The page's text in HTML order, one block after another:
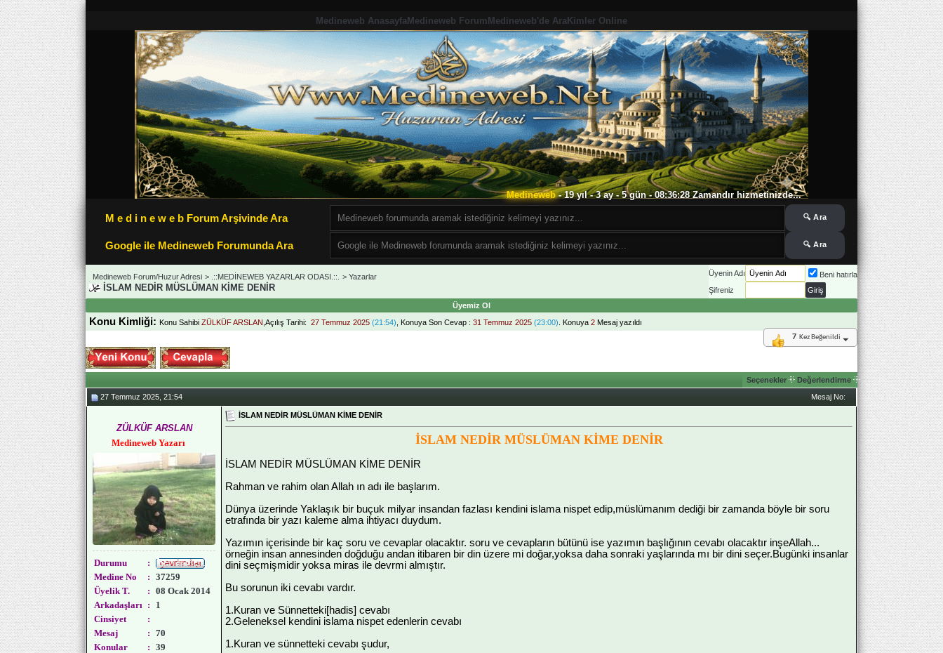
Medineweb Anasayfa Medineweb Forum Medineweb'de Ara Kimler Online
Medineweb- 19 yıl - 3 ay - 5 gün - 08:36:29 Zamandır hizmetinizde...
M e d i n e w e b Forum Arşivinde Ara
Google ile Medineweb Forumunda Ara
Medineweb Forum/Huzur Adresi > .::MEDİNEWEB YAZARLAR ODASI.::. > Yazarlar
İSLAM NEDİR MÜSLÜMAN KİME DENİR
Üyenin Adı
Beni hatırla
Şifreniz
Üyemiz Ol
Konu Kimliği: Konu Sahibi ZÜLKÜF ARSLAN ,Açılış Tarihi: 27 Temmuz 2025 (21:54) , Konuya Son Cevap : 31 Temmuz 2025 (23:00) . Konuya 2 Mesaj yazıldı
7 Kez Beğenildi
Seçenekler
Değerlendirme
27 Temmuz 2025, 21:54
Mesaj No:
ZÜLKÜF ARSLAN
Medineweb Yazarı
Durumu
:
Medine No
: 37259
Üyelik T.
: 08 Ocak 2014
Arkadaşları :
1
Cinsiyet
:
Mesaj
: 70
Konular
: 39
İSLAM NEDİR MÜSLÜMAN KİME DENİR
İSLAM NEDİR MÜSLÜMAN KİME DENİR
İSLAM NEDİR MÜSLÜMAN KİME DENİR
Rahman ve rahim olan Allah ın adı ile başlarım.
Dünya üzerinde Yaklaşık bir buçuk milyar insandan fazlası kendini islama nispet edip,müslümanım dediği bir zamanda böyle bir soru
etrafında bir yazı kaleme alma ihtiyacı duydum.
Yazımın içerisinde bir kaç soru ve cevaplar olacaktır. soru ve cevapların bütünü ise yazımın başlığının cevabı olacaktır inşeAllah...
örneğin insan annesinden doğduğu andan itibaren bir din üzere mi doğar,yoksa daha sonraki yaşlarında mı bir dini seçer.Bugünki insanlar
dini seçmişmidir yoksa miras ile devrmi almıştır.
Bu sorunun iki cevabı vardır.
1.Kuran ve Sünnetteki[hadis] cevabı
2.Geleneksel kendini islama nispet edenlerin cevabı
1.Kuran ve sünnetteki cevabı şudur,